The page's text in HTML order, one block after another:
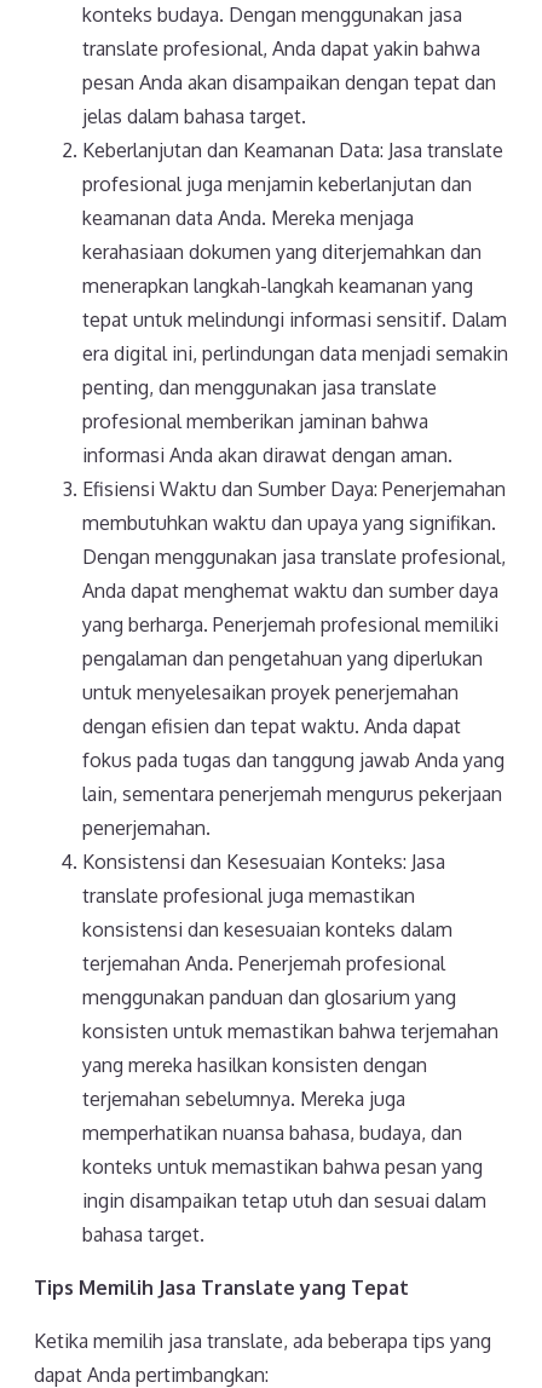
konteks budaya. Dengan menggunakan jasa
translate profesional, Anda dapat yakin bahwa
pesan Anda akan disampaikan dengan tepat dan
jelas dalam bahasa target.
Keberlanjutan dan Keamanan Data: Jasa translate
profesional juga menjamin keberlanjutan dan
keamanan data Anda. Mereka menjaga
kerahasiaan dokumen yang diterjemahkan dan
menerapkan langkah-langkah keamanan yang
tepat untuk melindungi informasi sensitif. Dalam
era digital ini, perlindungan data menjadi semakin
penting, dan menggunakan jasa translate
profesional memberikan jaminan bahwa
informasi Anda akan dirawat dengan aman.
Efisiensi Waktu dan Sumber Daya: Penerjemahan
membutuhkan waktu dan upaya yang signifikan.
Dengan menggunakan jasa translate profesional,
Anda dapat menghemat waktu dan sumber daya
yang berharga. Penerjemah profesional memiliki
pengalaman dan pengetahuan yang diperlukan
untuk menyelesaikan proyek penerjemahan
dengan efisien dan tepat waktu. Anda dapat
fokus pada tugas dan tanggung jawab Anda yang
lain, sementara penerjemah mengurus pekerjaan
penerjemahan.
Konsistensi dan Kesesuaian Konteks: Jasa
translate profesional juga memastikan
konsistensi dan kesesuaian konteks dalam
terjemahan Anda. Penerjemah profesional
menggunakan panduan dan glosarium yang
konsisten untuk memastikan bahwa terjemahan
yang mereka hasilkan konsisten dengan
terjemahan sebelumnya. Mereka juga
memperhatikan nuansa bahasa, budaya, dan
konteks untuk memastikan bahwa pesan yang
ingin disampaikan tetap utuh dan sesuai dalam
bahasa target.
Tips Memilih Jasa Translate yang Tepat
Ketika memilih jasa translate, ada beberapa tips yang
dapat Anda pertimbangkan: